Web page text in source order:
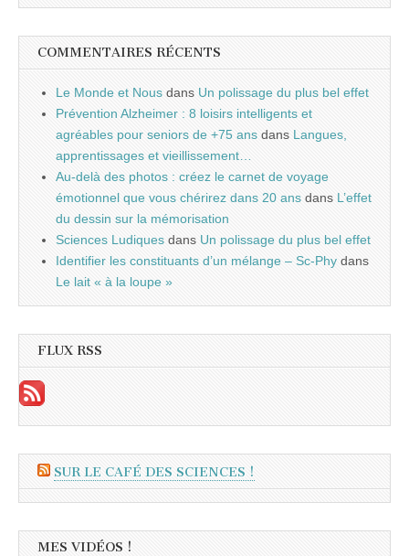
COMMENTAIRES RÉCENTS
Le Monde et Nous dans Un polissage du plus bel effet
Prévention Alzheimer : 8 loisirs intelligents et
agréables pour seniors de +75 ans dans Langues,
apprentissages et vieillissement…
Au-delà des photos : créez le carnet de voyage
émotionnel que vous chérirez dans 20 ans dans L’effet
du dessin sur la mémorisation
Sciences Ludiques dans Un polissage du plus bel effet
Identifier les constituants d’un mélange – Sc-Phy dans
Le lait « à la loupe »
FLUX RSS
SUR LE CAFÉ DES SCIENCES !
MES VIDÉOS !